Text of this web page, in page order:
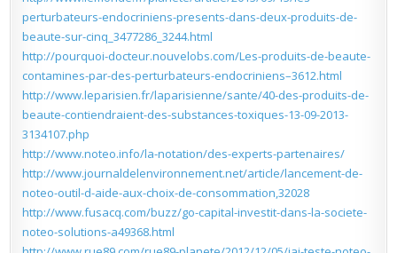
perturbateurs-endocriniens-presents-dans-deux-produits-de-
beaute-sur-cinq_3477286_3244.html
http://pourquoi-docteur.nouvelobs.com/Les-produits-de-beaute-
contamines-par-des-perturbateurs-endocriniens–3612.html
http://www.leparisien.fr/laparisienne/sante/40-des-produits-de-
beaute-contiendraient-des-substances-toxiques-13-09-2013-
3134107.php
http://www.noteo.info/la-notation/des-experts-partenaires/
http://www.journaldelenvironnement.net/article/lancement-de-
noteo-outil-d-aide-aux-choix-de-consommation,32028
http://www.fusacq.com/buzz/go-capital-investit-dans-la-societe-
noteo-solutions-a49368.html